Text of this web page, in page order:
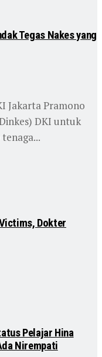
Tegas Nakes yang
Jakarta Pramono
DKI untuk
Dokter
Pelajar Hina
Nirempati